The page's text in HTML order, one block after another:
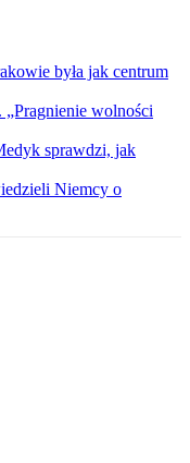
była jak centrum
wolności
sprawdzi, jak
Niemcy o